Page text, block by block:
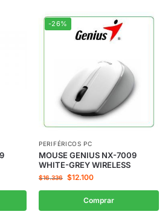
-26%
PERIFÉRICOS PC
MOUSE GENIUS NX-7009
WHITE-GREY WIRELESS
$16.336 $12.100
Comprar